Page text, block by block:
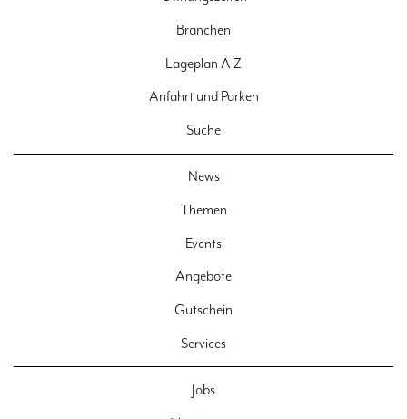
Branchen
Lageplan A-Z
Anfahrt und Parken
Suche
News
Themen
Events
Angebote
Gutschein
Services
Jobs